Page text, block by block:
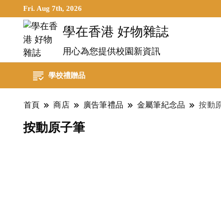
Fri. Aug 7th, 2026
學在香港 好物雜誌
用心為您提供校園新資訊
學校禮贈品
首頁 商店 廣告筆禮品 金屬筆紀念品 按動
按動原子筆